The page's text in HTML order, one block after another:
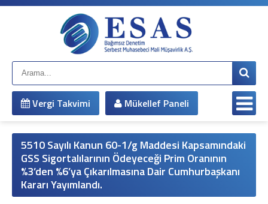
Hakkımızda
Çalışma Arkadaşlarımız
Misyonumuz
Vizyonumuz
Şirket Bilgileri
Hizmetlerimiz
Mali Müşavirlik Hizmetleri
Bağımsız Denetim
Vergi Takvimi Mükellef Paneli
5510 Sayılı Kanun 60-1/g Maddesi Kapsamındaki
GSS Sigortalılarının Ödeyeceği Prim Oranının
%3’den %6’ya Çıkarılmasına Dair Cumhurbaşkanı
Kararı Yayımlandı.